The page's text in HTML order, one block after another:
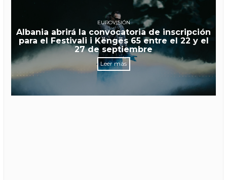
EUROVISIÓN
Albania abrirá la convocatoria de inscripción
para el Festivali i Këngës 65 entre el 22 y el
27 de septiembre
Leer más